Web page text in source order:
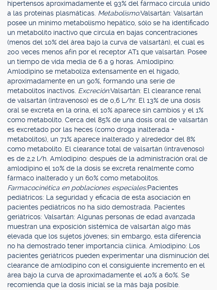
hipertensos aproximadamente el 93% del fármaco circula unido
a las proteínas plasmáticas. Metabolismo:Valsartán: Valsartán
posee un mínimo metabolismo hepático, sólo se ha identificado
un metabolito inactivo que circula en bajas concentraciones
(menos del 10% del área bajo la curva de valsartán), el cual es
200 veces menos afín por el receptor AT1 que valsartán. Posee
un tiempo de vida media de 6 a 9 horas. Amlodipino:
Amlodipino se metaboliza extensamente en el hígado,
aproximadamente en un 90%, formando una serie de
metabolitos inactivos. Excreción:Valsartán: El clearance renal
de valsartán (intravenoso) es de 0,6 L/hr. El 13% de una dosis
oral se excreta en la orina, el 10% aparece sin cambios y el 1%
como metabolito. Cerca del 85% de una dosis oral de valsartán
es excretado por las heces (como droga inalterada +
metabolitos), un 71% aparece inalterado y alrededor del 8%
como metabolito. El clearance total de valsartán (intravenoso)
es de 2,2 l/h. Amlodipino: después de la administración oral de
amlodipino el 10% de la dosis se excreta renalmente como
fármaco inalterado y un 60% como metabolitos.
Farmacocinética en poblaciones especiales:Pacientes
pediátricos: La seguridad y eficacia de esta asociación en
pacientes pediátricos no ha sido demostrada. Pacientes
geriátricos: Valsartán: Algunas personas de edad avanzada
muestran una exposición sistémica de valsartán algo más
elevada que los sujetos jóvenes; sin embargo, esta diferencia
no ha demostrado tener importancia clínica. Amlodipino: Los
pacientes geriátricos pueden experimentar una disminución del
clearance de amlodipino con el consiguiente incremento en el
área bajo la curva de aproximadamente el 40% a 60%. Se
recomienda que la dosis inicial se la más baja posible.